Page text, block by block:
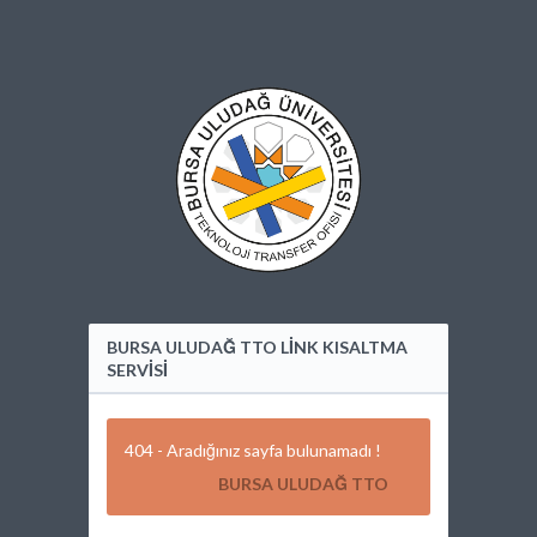
BURSA ULUDAĞ TTO LİNK KISALTMA
SERVİSİ
404 - Aradığınız sayfa bulunamadı !
BURSA ULUDAĞ TTO